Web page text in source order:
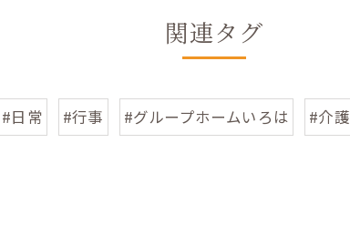
関連タグ
#日常 #行事 #グループホームいろは #介護